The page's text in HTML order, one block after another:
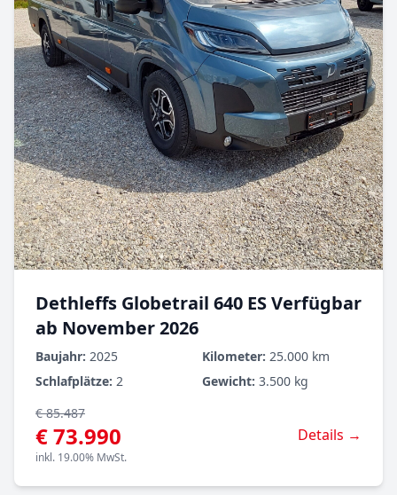
Dethleffs Globetrail 640 ES Verfügbar
ab November 2026
Baujahr: 2025 Kilometer: 25.000 km
Schlafplätze: 2 Gewicht: 3.500 kg
€ 85.487
€ 73.990
inkl. 19.00% MwSt.
Details →